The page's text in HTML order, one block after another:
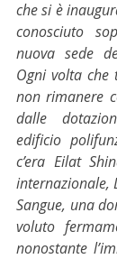
che si è
conosciuto
nuova sede
Ogni volta
non rimanere
dalle
edificio
c’era Eilat
internazionale,
Sangue, una
voluto
nonostante